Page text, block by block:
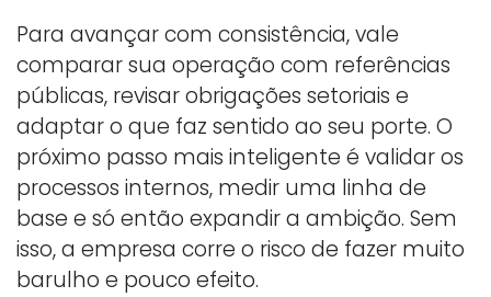
Para avançar com consistência, vale
comparar sua operação com referências
públicas, revisar obrigações setoriais e
adaptar o que faz sentido ao seu porte. O
próximo passo mais inteligente é validar os
processos internos, medir uma linha de
base e só então expandir a ambição. Sem
isso, a empresa corre o risco de fazer muito
barulho e pouco efeito.